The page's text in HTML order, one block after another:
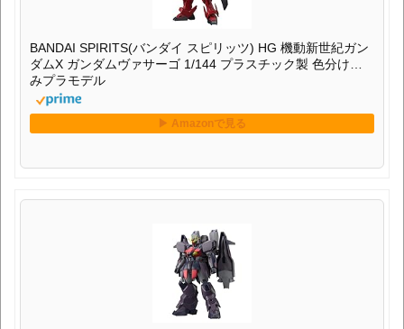
BANDAI SPIRITS(バンダイ スピリッツ) HG 機動新世紀ガン
ダムX ガンダムヴァサーゴ 1/144 プラスチック製 色分け済
みプラモデル